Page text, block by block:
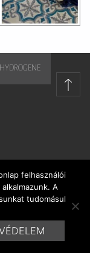
HYDROGENE
felhasználói
A
tudomásul